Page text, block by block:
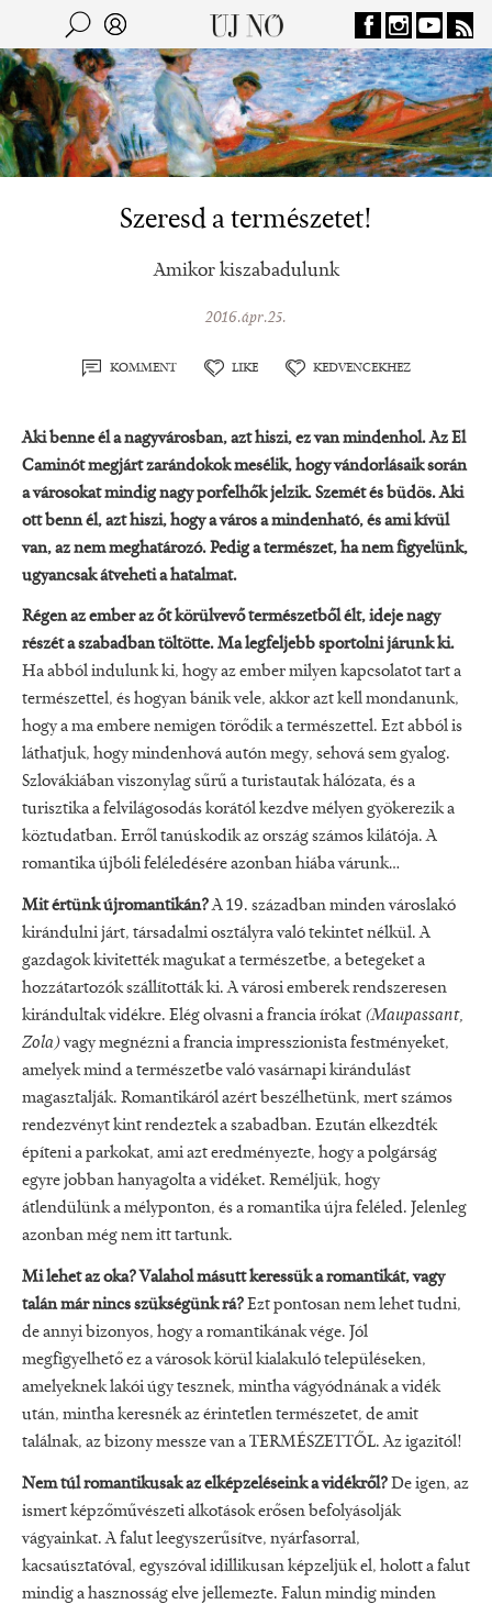
Jump to navigation
Kereső
Szeresd a természetet!
Amikor kiszabadulunk
2016.ápr.25.
KOMMENT LIKE KEDVENCEKHEZ
Aki benne él a nagyvárosban, azt hiszi, ez van mindenhol. Az El
Caminót megjárt zarándokok mesélik, hogy vándorlásaik során
a városokat mindig nagy porfelhők jelzik. Szemét és büdös. Aki
ott benn él, azt hiszi, hogy a város a mindenható, és ami kívül
van, az nem meghatározó. Pedig a természet, ha nem figyelünk,
ugyancsak átveheti a hatalmat.
Régen az ember az őt körülvevő természetből élt, ideje nagy
részét a szabadban töltötte. Ma legfeljebb sportolni járunk ki.
Ha abból indulunk ki, hogy az ember milyen kapcsolatot tart a
természettel, és hogyan bánik vele, akkor azt kell mondanunk,
hogy a ma embere nemigen törődik a természettel. Ezt abból is
láthatjuk, hogy mindenhová autón megy, sehová sem gyalog.
Szlovákiában viszonylag sűrű a turistautak hálózata, és a
turisztika a felvilágosodás korától kezdve mélyen gyökerezik a
köztudatban. Erről tanúskodik az ország számos kilátója. A
romantika újbóli feléledésére azonban hiába várunk…
Mit értünk újromantikán?A 19. században minden városlakó
kirándulni járt, társadalmi osztályra való tekintet nélkül. A
gazdagok kivitették magukat a természetbe, a betegeket a
hozzátartozók szállították ki. A városi emberek rendszeresen
kirándultak vidékre. Elég olvasni a francia írókat (Maupassant,
Zola)vagy megnézni a francia impresszionista festményeket,
amelyek mind a természetbe való vasárnapi kirándulást
magasztalják. Romantikáról azért beszélhetünk, mert számos
rendezvényt kint rendeztek a szabadban. Ezután elkezdték
építeni a parkokat, ami azt eredményezte, hogy a polgárság
egyre jobban hanyagolta a vidéket. Reméljük, hogy
átlendülünk a mélyponton, és a romantika újra feléled. Jelenleg
azonban még nem itt tartunk.
Mi lehet az oka? Valahol másutt keressük a romantikát, vagy
talán már nincs szükségünk rá?Ezt pontosan nem lehet tudni,
de annyi bizonyos, hogy a romantikának vége. Jól
megfigyelhető ez a városok körül kialakuló településeken,
amelyeknek lakói úgy tesznek, mintha vágyódnának a vidék
után, mintha keresnék az érintetlen természetet, de amit
találnak, az bizony messze van a TERMÉSZETTŐL. Az igazitól!
Nem túl romantikusak az elképzeléseink a vidékről?De igen, az
ismert képzőművészeti alkotások erősen befolyásolják
vágyainkat. A falut leegyszerűsítve, nyárfasorral,
kacsaúsztatóval, egyszóval idillikusan képzeljük el, holott a falut
mindig a hasznosság elve jellemezte. Falun mindig minden